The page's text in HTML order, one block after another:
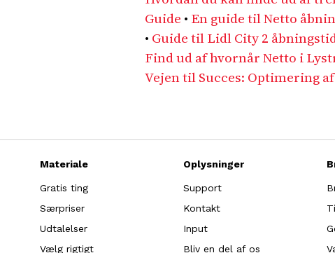
Guide • En guide til Netto
• Guide til Lidl City 2
Find ud af hvornår Netto i
Vejen til Succes: Optimering
Materiale
Gratis ting
Særpriser
Udtalelser
Vælg rigtigt
Oplysninger
Support
Kontakt
Input
Bliv en del af os